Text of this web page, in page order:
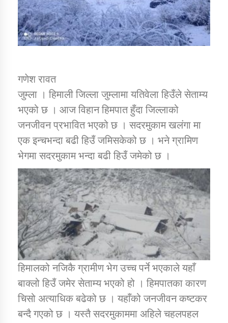
सामाजिक बिकास कार्यालय जुम्लाकाे सुचना
कार्यक्रम कार्यान्वयन एकाई जुम्लाको सुचना
कर्णाली प्राविधि शिक्षालय जुम्लाको सुचना
गणेश रावत
जुम्ला । हिमाली जिल्ला जुम्लामा यतिवेला हिउँले सेताम्य
भएको छ । आज विहान हिमपात हुँदा जिल्लाको
जनजीवन प्रभावित भएको छ । सदरमुकाम खलंगा मा
एक इन्चभन्दा बढी हिउँ जमिसकेको छ । भने ग्रामिण
भेगमा सदरमुकाम भन्दा बढी हिउँ जमेको छ ।
हिमालको नजिकै ग्रामीण भेग उच्च पर्ने भएकाले यहाँ
बाक्लो हिउँ जमेर सेताम्य भएको हो । हिमपातका कारण
चिसो अत्याधिक बढेको छ । यहाँको जनजीवन कष्टकर
बन्दै गएको छ । यस्तै सदरमुकाममा अहिले चहलपहल